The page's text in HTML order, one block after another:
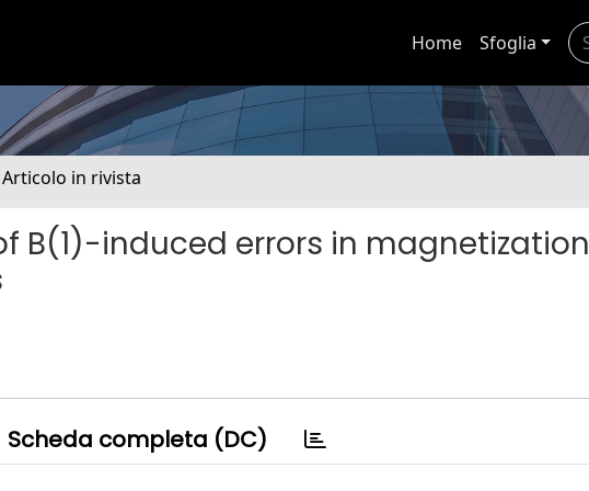
Home Sfoglia
Articolo in rivista
B(1)-induced errors in magnetization
Scheda completa (DC)